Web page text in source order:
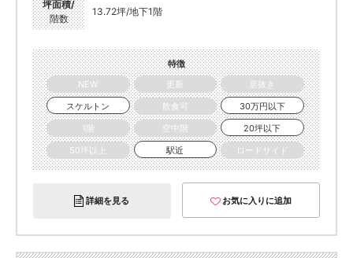
坪面積/
階数
13.72坪/地下1階
特徴
NEW
更新
居抜き
スケルトン
飲食可
30万円以下
1階
空中階
20坪以下
50坪以上
駅近 ロードサイド
詳細を見る お気に入りに追加